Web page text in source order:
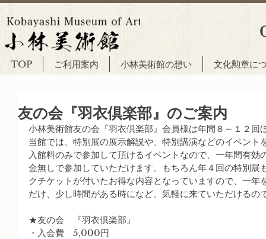
TOP ご利用案内 小林美術館の想い 文化勲章に
友の会『羽衣倶楽部』のご案内
小林美術館友の会『羽衣倶楽部』会員様は年間８～１２回
当館では、特別展の展示解説や、特別講演などのイベント
入館料のみで参加して頂けるイベントなので、一年間有効
金無しで参加していただけます。もちろん年４回の特別展
クチケットが付いたお得な内容となっていますので、一年
だけ、少し時間がある時になど、気軽に来ていただけるの
★友の会　『羽衣倶楽部』
・入会費　5,000円